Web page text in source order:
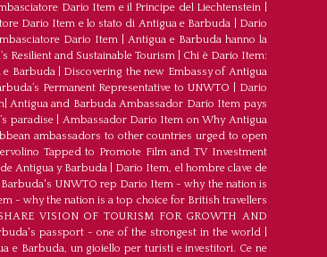
Dario Item e il Principe del Liechtenstein
Dario Item e lo stato di Antigua e Barbuda
Dario
Dario Item| Antigua e Barbuda hanno la
Resilient and Sustainable Tourism
Chi è Dario Item:
e Barbuda| Discovering the new Embassy of Antigua
Permanent Representative to UNWTO
Dario
|Antigua and Barbuda Ambassador Dario Item pays
paradise| Ambassador Dario Item on Why Antigua
ambassadors to other countries urged to open
Tapped to Promote Film and TV Investment
Antigua y Barbuda
Darío Item, el hombre clave de
UNWTO rep Dario Item - why the nation is
- why the nation is a top choice for British travellers
VISION OF TOURISM FOR GROWTH AND
passport - one of the strongest in the world|
e Barbuda, un gioiello per turisti e investitori. Ce ne